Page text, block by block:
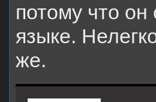
потому что
языке.
же.